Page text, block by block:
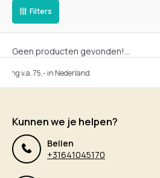
Filters
Geen producten gevonden!...
v.a. 75,- in Nederland
Kunnen we je helpen?
Bellen
+31641045170